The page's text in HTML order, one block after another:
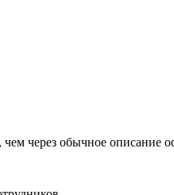
через обычное описание